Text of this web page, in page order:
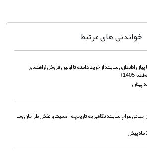
خواندنی های مرتبط
پیاز راه‌اندازی سایت: از خرید دامنه تا اولین فروش (راهنمای
1405)
جهانی طراح سایت؛ نگاهی به تاریخچه، اهمیت و نقش طراحان وب